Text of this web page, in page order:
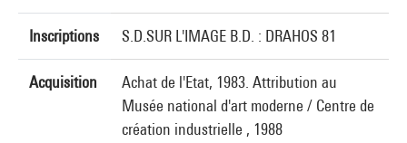
Inscriptions S.D.SUR L'IMAGE B.D. : DRAHOS 81
Acquisition
Achat de l'Etat, 1983. Attribution au
Musée national d'art moderne / Centre de
création industrielle , 1988